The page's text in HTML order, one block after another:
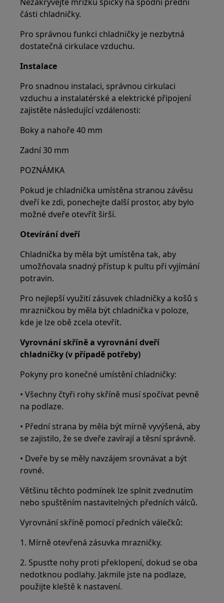
části chladničky.
Pro správnou funkci chladničky je nezbytná
dostatečná cirkulace vzduchu.
Instalace
Pro snadnou instalaci, správnou cirkulaci
vzduchu a instalatérské a elektrické připojení
zajistěte následující vzdálenosti:
Boky a nahoře 40 mm
Zadní 30 mm
POZNÁMKA
Pokud je chladnička umístěna stranou závěsu
dveří ke zdi, ponechejte další prostor, aby bylo
možné dveře otevřít širší.
Otevírání dveří
Chladnička by měla být umístěna tak, aby
umožňovala snadný přístup k pultu při vyjímání
potravin.
Pro nejlepší využití zásuvek chladničky a košů s
mrazničkou by měla být chladnička v poloze,
kde je lze obě zcela otevřít.
Vyrovnání skříně a vyrovnání dveří
chladničky (v případě potřeby)
Pokyny pro konečné umístění chladničky:
• Všechny čtyři rohy skříně musí spočívat pevně
na podlaze.
• Přední strana by měla být mírně vyvýšená, aby
se zajistilo, že se dveře zavírají a těsní správně.
• Dveře by se měly navzájem srovnávat a být
rovné.
Většinu těchto podmínek lze splnit zvednutím
nebo spuštěním nastavitelných předních válců.
Vyrovnání skříně pomocí předních válečků:
1. Mírně otevřená zásuvka mrazničky.
2. Spusťte nohy proti překlopení, dokud se oba
nedotknou podlahy. Jakmile jste na podlaze,
použijte kleště k nastavení.